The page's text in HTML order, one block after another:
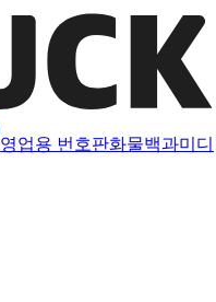
영업용 번호판화물백과미디